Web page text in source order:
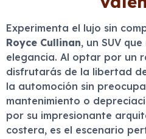
Experimenta el lujo sin
Royce Cullinan, un SUV
elegancia. Al optar por un
disfrutarás de la libertad
la automoción sin
mantenimiento o
por su impresionante
costera, es el escenario